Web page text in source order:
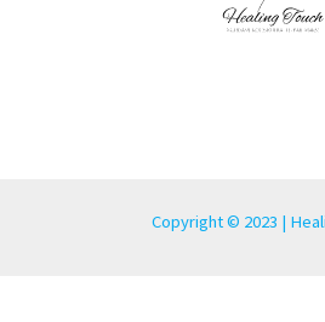
Copyright © 2023 |